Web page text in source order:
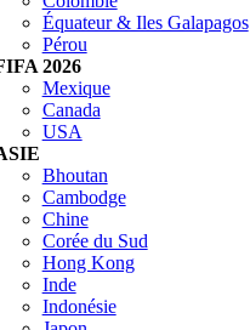
Équateur & Iles Galapagos
Pérou
2026
Mexique
Canada
USA
Bhoutan
Cambodge
Chine
Corée du Sud
Hong Kong
Inde
Indonésie